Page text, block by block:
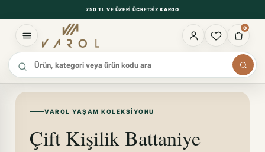
750 TL VE ÜZERI ÜCRETSIZ KARGO
0
Ürün ara
VAROL YAŞAM KOLEKSIYONU
Çift Kişilik Battaniye